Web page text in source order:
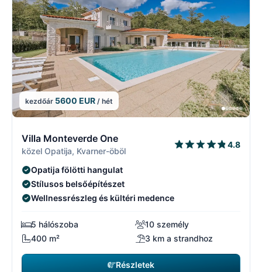
kezdőár 5600 EUR / hét
Villa Monteverde One
közel Opatija, Kvarner-öböl
4.8
Opatija fölötti hangulat
Stílusos belsőépítészet
Wellnessrészleg és kültéri medence
5 hálószoba
10 személy
400 m²
3 km a strandhoz
Részletek